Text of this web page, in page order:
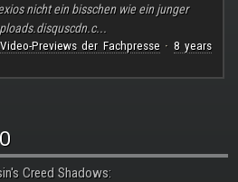
nicht ein bisschen wie ein junger
Previews der Fachpresse· 8 years
Creed Shadows: